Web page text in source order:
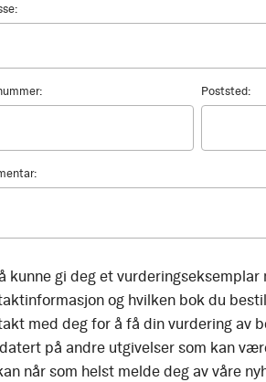
Poststed:
kunne gi deg et vurderingseksemplar
og hvilken bok du
med deg for å få din vurdering av
på andre utgivelser som kan
når som helst melde deg av våre